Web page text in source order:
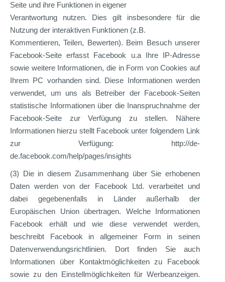
Seite und ihre Funktionen in eigener
Verantwortung nutzen. Dies gilt insbesondere für die
Nutzung der interaktiven Funktionen (z.B.
Kommentieren, Teilen, Bewerten). Beim Besuch unserer
Facebook-Seite erfasst Facebook u.a Ihre IP-Adresse
sowie weitere Informationen, die in Form von Cookies auf
Ihrem PC vorhanden sind. Diese Informationen werden
verwendet, um uns als Betreiber der Facebook-Seiten
statistische Informationen über die Inanspruchnahme der
Facebook-Seite zur Verfügung zu stellen. Nähere
Informationen hierzu stellt Facebook unter folgendem Link
zur Verfügung: http://de-
de.facebook.com/help/pages/insights
(3) Die in diesem Zusammenhang über Sie erhobenen
Daten werden von der Facebook Ltd. verarbeitet und
dabei gegebenenfalls in Länder außerhalb der
Europäischen Union übertragen. Welche Informationen
Facebook erhält und wie diese verwendet werden,
beschreibt Facebook in allgemeiner Form in seinen
Datenverwendungsrichtlinien. Dort finden Sie auch
Informationen über Kontaktmöglichkeiten zu Facebook
sowie zu den Einstellmöglichkeiten für Werbeanzeigen.